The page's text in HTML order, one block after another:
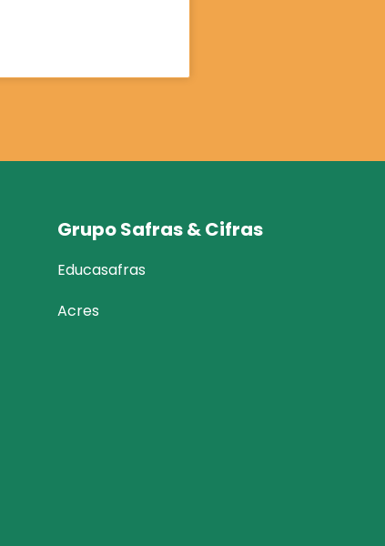
Grupo Safras & Cifras
Educasafras
Acres